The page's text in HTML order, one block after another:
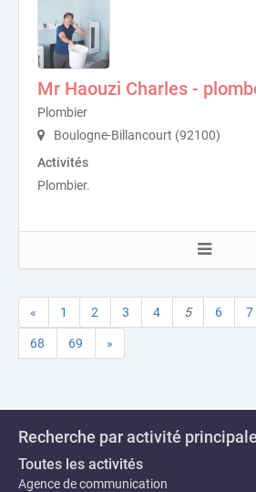
Mr Haouzi Charles -
Plombier
Boulogne-Billancourt (92100)
Activités
Plombier.
« 1 2 3 4 5 6 7
68 69 »
Recherche par activité principale
Toutes les activités
Agence de communication